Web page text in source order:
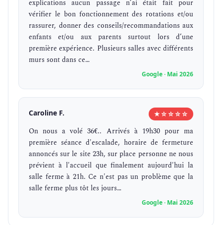
explications aucun passage n’ai était fait pour
vérifier le bon fonctionnement des rotations et/ou
rassurer, donner des conseils/recommandations aux
enfants et/ou aux parents surtout lors d’une
première expérience. Plusieurs salles avec différents
murs sont dans ce…
Google · Mai 2026
Caroline F. ★☆☆☆☆
On nous a volé 36€.. Arrivés à 19h30 pour ma
première séance d'escalade, horaire de fermeture
annoncés sur le site 23h, sur place personne ne nous
prévient à l'accueil que finalement aujourd'hui la
salle ferme à 21h. Ce n'est pas un problème que la
salle ferme plus tôt les jours…
Google · Mai 2026